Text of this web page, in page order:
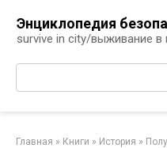
контенту
Энциклопедия
survive in city/выживание в
Поиск:
Главная » Книги » История »